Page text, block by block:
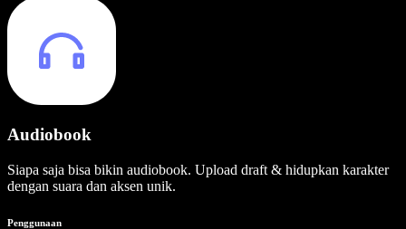
Audiobook
Siapa saja bisa bikin audiobook. Upload draft & hidupkan karakter
dengan suara dan aksen unik.
Penggunaan